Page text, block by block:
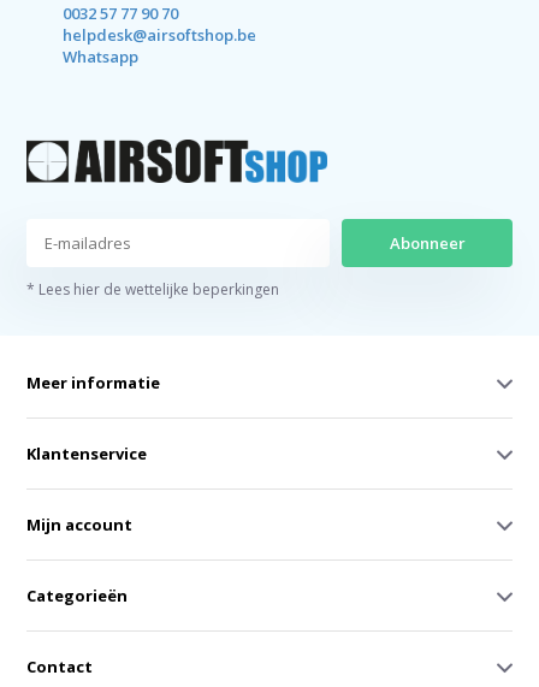
0032 57 77 90 70
helpdesk@airsoftshop.be
Whatsapp
Abonneer
* Lees hier de wettelijke beperkingen
Meer informatie
Klantenservice
Mijn account
Categorieën
Contact